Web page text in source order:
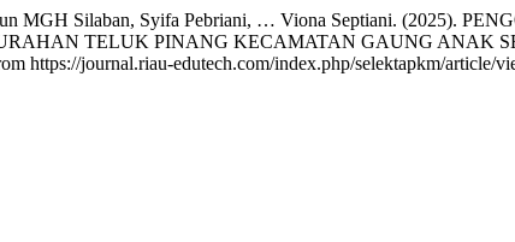
MGH Silaban, Syifa Pebriani, … Viona Septiani. (2025).
TELUK PINANG KECAMATAN GAUNG ANAK
https://journal.riau-edutech.com/index.php/selektapkm/article/